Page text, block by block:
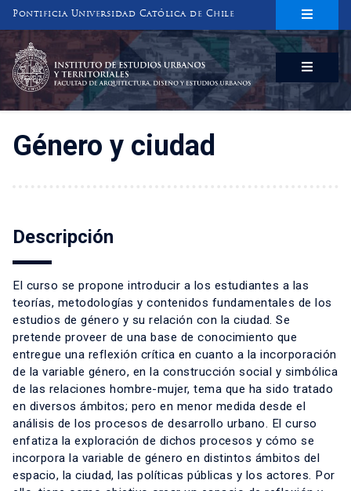
Pontificia Universidad Católica de Chile
INSTITUTO DE ESTUDIOS URBANOS
Y TERRITORIALES
FACULTAD DE ARQUITECTURA, DISEÑO Y ESTUDIOS URBANOS
Género y ciudad
Descripción
El curso se propone introducir a los estudiantes a las
teorías, metodologías y contenidos fundamentales de los
estudios de género y su relación con la ciudad. Se
pretende proveer de una base de conocimiento que
entregue una reflexión crítica en cuanto a la incorporación
de la variable género, en la construcción social y simbólica
de las relaciones hombre-mujer, tema que ha sido tratado
en diversos ámbitos; pero en menor medida desde el
análisis de los procesos de desarrollo urbano. El curso
enfatiza la exploración de dichos procesos y cómo se
incorpora la variable de género en distintos ámbitos del
espacio, la ciudad, las políticas públicas y los actores. Por